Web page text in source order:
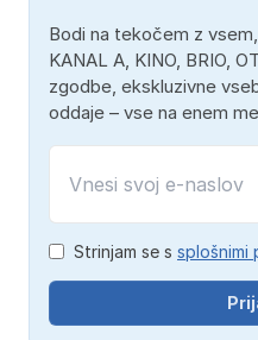
Bodi na tekočem z
KANAL A, KINO, BRIO,
zgodbe, ekskluzivne
oddaje – vse na enem
Strinjam se s splošnimi